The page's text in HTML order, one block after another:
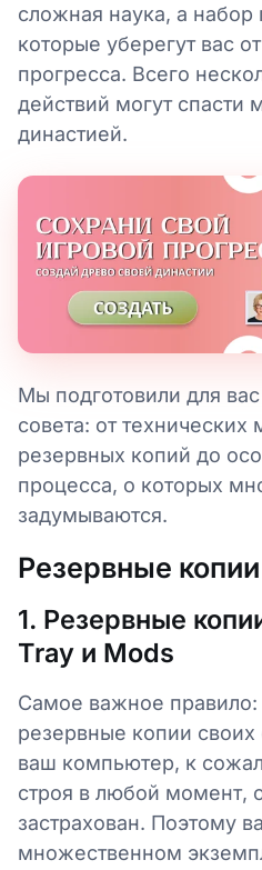
сложная наука, а
которые уберегут вас
прогресса. Всего
действий могут спасти
династией.
Мы подготовили для
совета: от
резервных копий до
процесса, о которых
задумываются.
Резервные копии
1. Резервные
Tray и Mods
Самое важное правило:
резервные копии
ваш компьютер, к
строя в любой момент,
застрахован. Поэтому
множественном